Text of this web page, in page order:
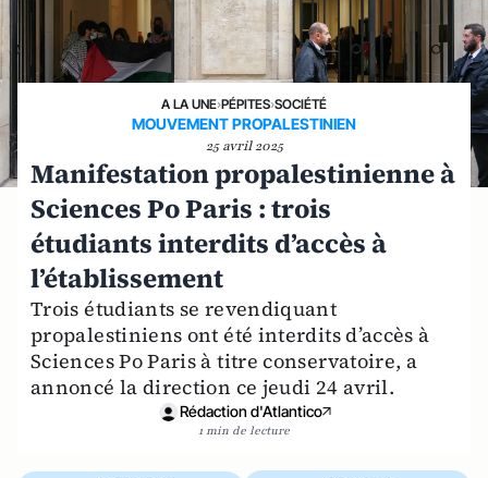
A LA UNE›PÉPITES›SOCIÉTÉ
MOUVEMENT PROPALESTINIEN
25 avril 2025
Manifestation propalestinienne à
Sciences Po Paris : trois
étudiants interdits d’accès à
l’établissement
Trois étudiants se revendiquant
propalestiniens ont été interdits d’accès à
Sciences Po Paris à titre conservatoire, a
annoncé la direction ce jeudi 24 avril.
Rédaction d'Atlantico
1 min de lecture